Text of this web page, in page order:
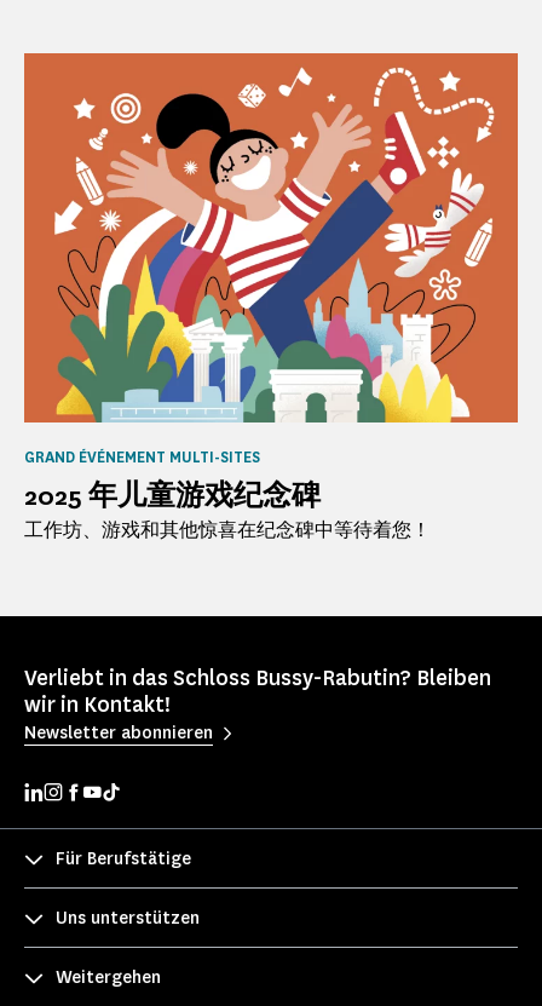
2025 年儿童游戏纪念碑
GRAND ÉVÉNEMENT MULTI-SITES
工作坊、游戏和其他惊喜在纪念碑中等待着您！
Verliebt in das Schloss Bussy-Rabutin? Bleiben
wir in Kontakt!
Newsletter abonnieren
Für Berufstätige
Uns unterstützen
Weitergehen